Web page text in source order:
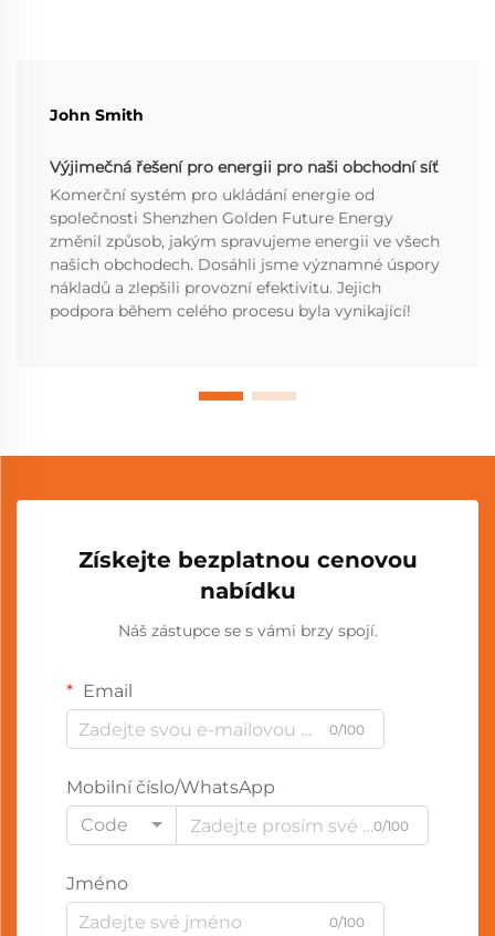
John Smith
Výjimečná řešení pro energii pro naši obchodní síť
Komerční systém pro ukládání energie od
společnosti Shenzhen Golden Future Energy
změnil způsob, jakým spravujeme energii ve všech
našich obchodech. Dosáhli jsme významné úspory
nákladů a zlepšili provozní efektivitu. Jejich
podpora během celého procesu byla vynikající!
Získejte bezplatnou cenovou
nabídku
Náš zástupce se s vámi brzy spojí.
Email
0/100
Mobilní číslo/WhatsApp
Code
0/100
Jméno
0/100